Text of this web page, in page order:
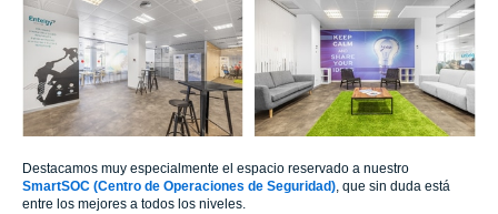
Destacamos muy especialmente el espacio reservado a nuestro
SmartSOC (Centro de Operaciones de Seguridad), que sin duda está
entre los mejores a todos los niveles.